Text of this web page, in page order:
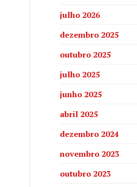
julho 2026
dezembro 2025
outubro 2025
julho 2025
junho 2025
abril 2025
dezembro 2024
novembro 2023
outubro 2023